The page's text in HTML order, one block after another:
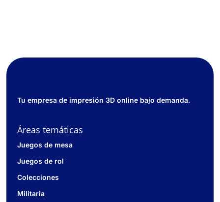
Tu empresa de impresión 3D online bajo demanda.
Áreas temáticas
Juegos de mesa
Juegos de rol
Colecciones
Militaria